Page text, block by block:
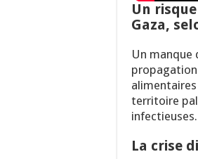
Un
Gaza,
Un
territoire
infectieuses.
La crise